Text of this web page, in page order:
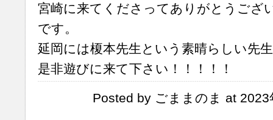
宮崎に来てくださってありがとうござ
です。
延岡には榎本先生という素晴らしい先
是非遊びに来て下さい！！！！！
Posted by ごままのま at